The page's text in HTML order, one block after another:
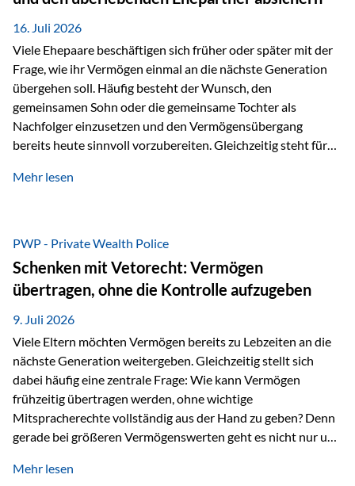
Kindern, sondern langfristig auch den Enkeln zukommen zu…
16. Juli 2026
Viele Ehepaare beschäftigen sich früher oder später mit der
Frage, wie ihr Vermögen einmal an die nächste Generation
übergehen soll. Häufig besteht der Wunsch, den
gemeinsamen Sohn oder die gemeinsame Tochter als
Nachfolger einzusetzen und den Vermögensübergang
bereits heute sinnvoll vorzubereiten. Gleichzeitig steht für
passiert, wenn einer der beiden verstirbt? Der überlebende
Vermögen verfügen können. Genau für diese
Ausgangssituation bietet die Private Wealth Police der
Vienna-Life eine durchdachte Gestaltungsmöglichkeit. Die
Ausgangssituation Stellen Sie sich folgendes Beispiel vor:
Ein…
Mehr lesen
PWP - Private Wealth Police
Schenken mit Vetorecht: Vermögen
übertragen, ohne die Kontrolle aufzugeben
9. Juli 2026
Viele Eltern möchten Vermögen bereits zu Lebzeiten an die
nächste Generation weitergeben. Gleichzeitig stellt sich
dabei häufig eine zentrale Frage: Wie kann Vermögen
frühzeitig übertragen werden, ohne wichtige
Mitspracherechte vollständig aus der Hand zu geben? Denn
gerade bei größeren Vermögenswerten geht es nicht nur um
sicherzustellen, dass das Vermögen langfristig erhalten
Mehr lesen